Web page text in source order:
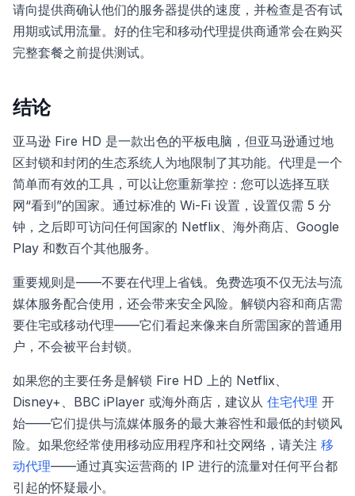
请向提供商确认他们的服务器提供的速度，并检查是否有试
用期或试用流量。好的住宅和移动代理提供商通常会在购买
完整套餐之前提供测试。
结论
亚马逊 Fire HD 是一款出色的平板电脑，但亚马逊通过地
区封锁和封闭的生态系统人为地限制了其功能。代理是一个
简单而有效的工具，可以让您重新掌控：您可以选择互联
网“看到”的国家。通过标准的 Wi-Fi 设置，设置仅需 5 分
钟，之后即可访问任何国家的 Netflix、海外商店、Google
Play 和数百个其他服务。
重要规则是——不要在代理上省钱。免费选项不仅无法与流
媒体服务配合使用，还会带来安全风险。解锁内容和商店需
要住宅或移动代理——它们看起来像来自所需国家的普通用
户，不会被平台封锁。
如果您的主要任务是解锁 Fire HD 上的 Netflix、
Disney+、BBC iPlayer 或海外商店，建议从 住宅代理 开
始——它们提供与流媒体服务的最大兼容性和最低的封锁风
险。如果您经常使用移动应用程序和社交网络，请关注 移
动代理——通过真实运营商的 IP 进行的流量对任何平台都
引起的怀疑最小。